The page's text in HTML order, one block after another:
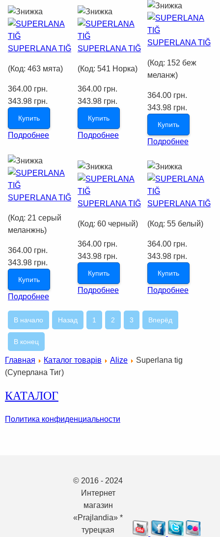
SUPERLANA TIĞ
(Код: 463 мята)
364.00 грн.
343.98 грн.
Купить
Подробнее
SUPERLANA TIĞ
(Код: 541 Норка)
364.00 грн.
343.98 грн.
Купить
Подробнее
SUPERLANA TIĞ
(Код: 152 беж
меланж)
364.00 грн.
343.98 грн.
Купить
Подробнее
SUPERLANA TIĞ
(Код: 21 серый
меланжнь)
364.00 грн.
343.98 грн.
Купить
Подробнее
SUPERLANA TIĞ
(Код: 60 черный)
364.00 грн.
343.98 грн.
Купить
Подробнее
SUPERLANA TIĞ
(Код: 55 белый)
364.00 грн.
343.98 грн.
Купить
Подробнее
В начало Назад 1 2 3 Вперёд
В конец
Главная Каталог товарів Alize
Superlana tig
(Суперлана Тиг)
КАТАЛОГ
Политика конфиденциальности
© 2016 - 2024
Интернет
магазин
«Prajlandia» *
турецкая